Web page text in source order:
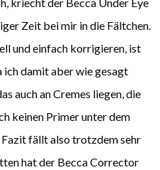
kriecht der Becca Under Eye
Zeit bei mir in die Fältchen.
und einfach korrigieren, ist
damit aber wie gesagt
auch an Cremes liegen, die
keinen Primer unter dem
fällt also trotzdem sehr
hat der Becca Corrector